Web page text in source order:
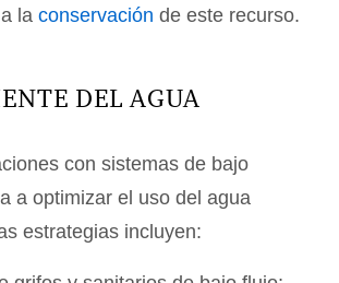
la conservación de este recurso.
DEL AGUA
con sistemas de bajo
a optimizar el uso del agua
estrategias incluyen: